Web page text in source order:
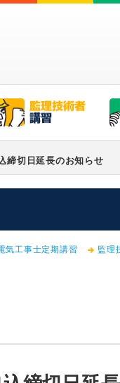
切日延長のお知らせ
気工事士定期講習 監理